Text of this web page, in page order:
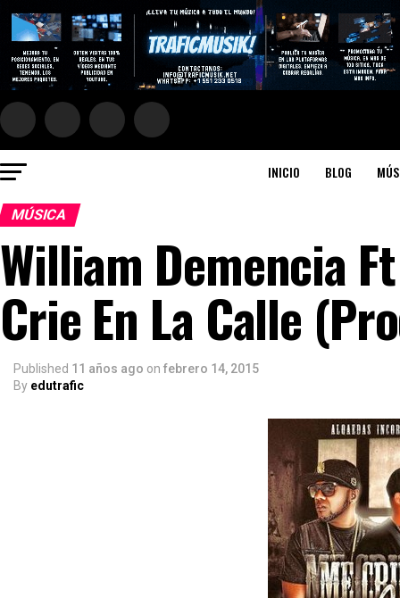
INICIO BLOG
MÚSICA
William Demencia
Crie En La Calle
Published 11 años ago on febrero 14, 2015
By edutrafic